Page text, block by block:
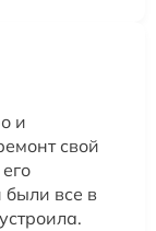
и
свой
были все в